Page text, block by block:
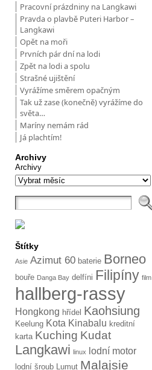
Pracovní prázdniny na Langkawi
Pravda o plavbě Puteri Harbor –
Langkawi
Opět na moři
Prvních pár dní na lodi
Zpět na lodi a spolu
Strašné ujištění
Vyrážíme směrem opačným
Tak už zase (konečně) vyrážíme do
světa…
Maríny nemám rád
Já plachtím!
Archivy
Archivy
Štítky
Asie Azimut 60 baterie Borneo
bouře Danga Bay delfíni Filipíny film
hallberg-rassy
Hongkong hřídel Kaohsiung
Keelung Kota Kinabalu kreditní
karta Kuching Kudat
Langkawi linux lodní motor
lodní šroub Lumut Malajsie